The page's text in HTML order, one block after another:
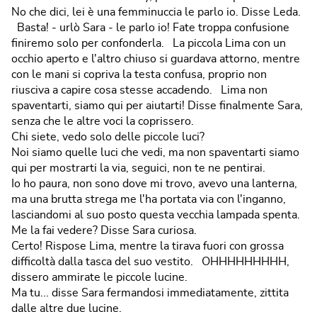
No che dici, lei è una femminuccia le parlo io. Disse Leda.
Basta! ‐ urlò Sara ‐ le parlo io! Fate troppa confusione
finiremo solo per confonderla. La piccola Lima con un
occhio aperto e l'altro chiuso si guardava attorno, mentre
con le mani si copriva la testa confusa, proprio non
riusciva a capire cosa stesse accadendo. Lima non
spaventarti, siamo qui per aiutarti! Disse finalmente Sara,
senza che le altre voci la coprissero.
Chi siete, vedo solo delle piccole luci?
Noi siamo quelle luci che vedi, ma non spaventarti siamo
qui per mostrarti la via, seguici, non te ne pentirai.
Io ho paura, non sono dove mi trovo, avevo una lanterna,
ma una brutta strega me l'ha portata via con l'inganno,
lasciandomi al suo posto questa vecchia lampada spenta.
Me la fai vedere? Disse Sara curiosa.
Certo! Rispose Lima, mentre la tirava fuori con grossa
difficoltà dalla tasca del suo vestito. OHHHHHHHHH,
dissero ammirate le piccole lucine.
Ma tu... disse Sara fermandosi immediatamente, zittita
dalle altre due lucine.